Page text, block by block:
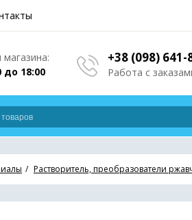
до 18:00
+38 (098) 641-
Работа с
Растворитель, преобразователи